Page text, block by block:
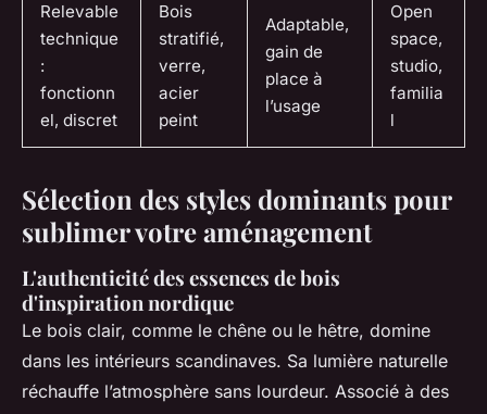
Relevable
technique
:
fonctionn
el, discret
Bois
stratifié,
verre,
acier
peint
Adaptable,
gain de
place à
l’usage
Open
space,
studio,
familia
l
Sélection des styles dominants pour
sublimer votre aménagement
L'authenticité des essences de bois
d'inspiration nordique
Le bois clair, comme le chêne ou le hêtre, domine
dans les intérieurs scandinaves. Sa lumière naturelle
réchauffe l’atmosphère sans lourdeur. Associé à des